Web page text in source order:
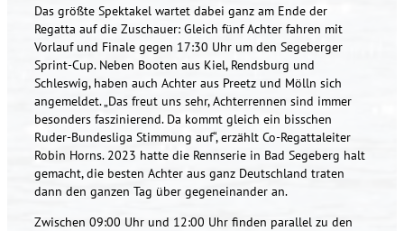
Das größte Spektakel wartet dabei ganz am Ende der
Regatta auf die Zuschauer: Gleich fünf Achter fahren mit
Vorlauf und Finale gegen 17:30 Uhr um den Segeberger
Sprint-Cup. Neben Booten aus Kiel, Rendsburg und
Schleswig, haben auch Achter aus Preetz und Mölln sich
angemeldet. „Das freut uns sehr, Achterrennen sind immer
besonders faszinierend. Da kommt gleich ein bisschen
Ruder-Bundesliga Stimmung auf“, erzählt Co-Regattaleiter
Robin Horns. 2023 hatte die Rennserie in Bad Segeberg halt
gemacht, die besten Achter aus ganz Deutschland traten
dann den ganzen Tag über gegeneinander an.
Zwischen 09:00 Uhr und 12:00 Uhr finden parallel zu den